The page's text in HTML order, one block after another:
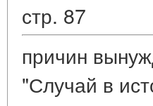
стр. 87
причин
"Случай в